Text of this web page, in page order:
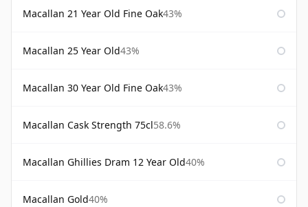
Macallan 21 Year Old Fine Oak43%
Macallan 25 Year Old43%
Macallan 30 Year Old Fine Oak43%
Macallan Cask Strength 75cl58.6%
Macallan Ghillies Dram 12 Year Old40%
Macallan Gold40%